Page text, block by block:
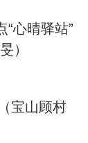
心晴驿站”
）
宝山顾村